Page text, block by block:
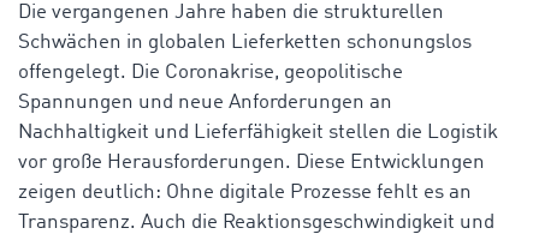
Die vergangenen Jahre haben die strukturellen
Schwächen in globalen Lieferketten schonungslos
offengelegt. Die Coronakrise, geopolitische
Spannungen und neue Anforderungen an
Nachhaltigkeit und Lieferfähigkeit stellen die Logistik
vor große Herausforderungen. Diese Entwicklungen
zeigen deutlich: Ohne digitale Prozesse fehlt es an
Transparenz. Auch die Reaktionsgeschwindigkeit und